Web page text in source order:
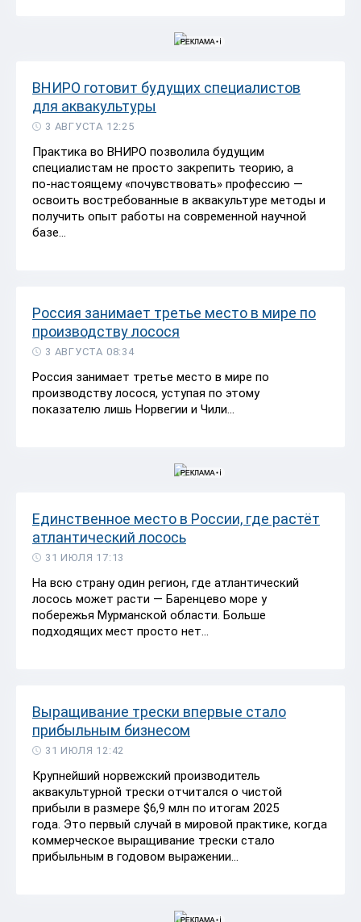
ВНИРО готовит будущих специалистов
для аквакультуры
3 АВГУСТА 12:25
Практика во ВНИРО позволила будущим
специалистам не просто закрепить теорию, а
по‑настоящему «почувствовать» профессию —
освоить востребованные в аквакультуре методы и
получить опыт работы на современной научной
базе...
Россия занимает третье место в мире по
производству лосося
3 АВГУСТА 08:34
Россия занимает третье место в мире по
производству лосося, уступая по этому
показателю лишь Норвегии и Чили...
Единственное место в России, где растёт
атлантический лосось
31 ИЮЛЯ 17:13
На всю страну один регион, где атлантический
лосось может расти — Баренцево море у
побережья Мурманской области. Больше
подходящих мест просто нет...
Выращивание трески впервые стало
прибыльным бизнесом
31 ИЮЛЯ 12:42
Крупнейший норвежский производитель
аквакультурной трески отчитался о чистой
прибыли в размере $6,9 млн по итогам 2025
года. Это первый случай в мировой практике, когда
коммерческое выращивание трески стало
прибыльным в годовом выражении...